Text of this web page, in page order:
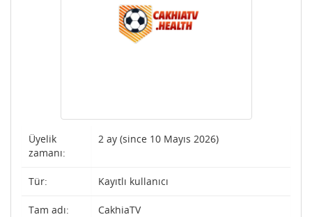
Üyelik
zamanı:
2 ay (since 10 Mayıs 2026)
Tür: Kayıtlı kullanıcı
Tam adı: CakhiaTV